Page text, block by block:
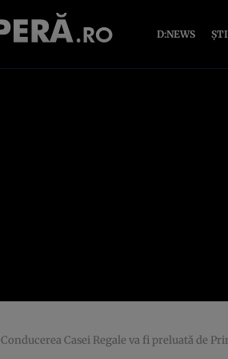
D:NEWS
Conducerea Casei Regale va fi preluată de